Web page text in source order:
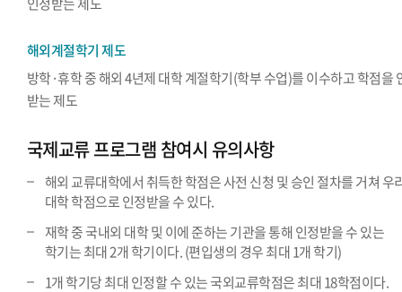
해외계절학기 제도
방학·휴학 중 해외 4년제 대학 계절학기(학부 수업)를 이수하고 학점을
받는 제도
국제교류 프로그램 참여시 유의사항
해외 교류대학에서 취득한 학점은 사전 신청 및 승인 절차를 거쳐 우
대학 학점으로 인정받을 수 있다.
재학 중 국내외 대학 및 이에 준하는 기관을 통해 인정받을 수 있는
학기는 최대 2개 학기이다. (편입생의 경우 최대 1개 학기)
1개 학기당 최대 인정할 수 있는 국외교류학점은 최대 18학점이다.